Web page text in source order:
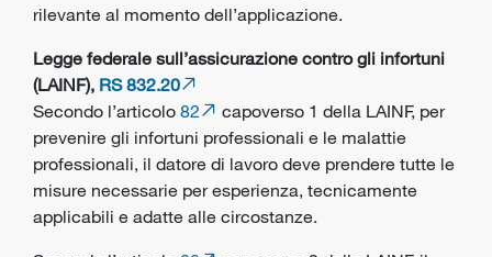
rilevante al momento dell’applicazione.
Legge federale sull’assicurazione contro gli infortuni
(LAINF), RS 832.20
Secondo l’articolo 82
capoverso 1 della LAINF, per
prevenire gli infortuni professionali e le malattie
professionali, il datore di lavoro deve prendere tutte le
misure necessarie per esperienza, tecnicamente
applicabili e adatte alle circostanze.